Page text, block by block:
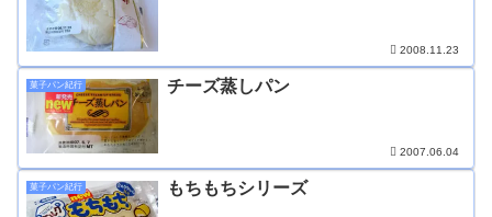
2008.11.23
菓子パン紀行 チーズ蒸しパン
2007.06.04
菓子パン紀行 もちもちシリーズ